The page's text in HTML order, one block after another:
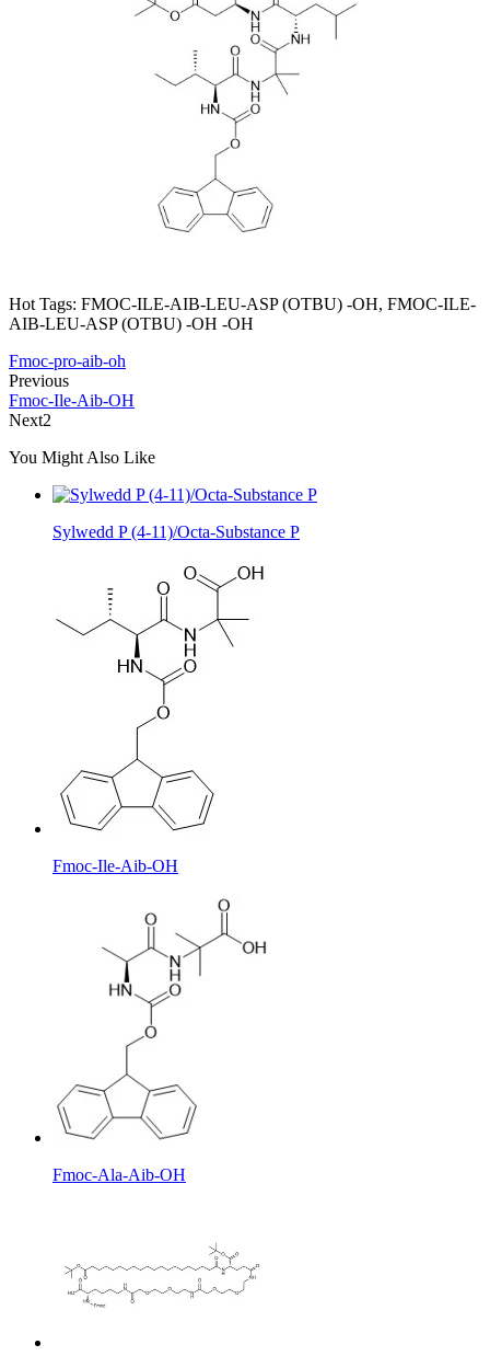
Hot Tags: FMOC-ILE-AIB-LEU-ASP (OTBU) -OH, FMOC-ILE-
AIB-LEU-ASP (OTBU) -OH -OH
Fmoc-pro-aib-oh
Previous
Fmoc-Ile-Aib-OH
Next2
You Might Also Like
Sylwedd P (4-11)/Octa-Substance P
Fmoc-Ile-Aib-OH
Fmoc-Ala-Aib-OH